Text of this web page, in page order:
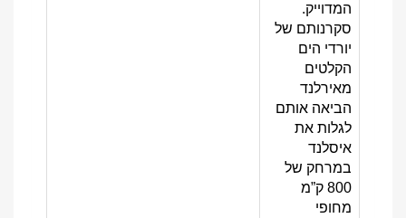
המדוייק.
סקרנותם של
יורדי הים
הקלטים
מאירלנד
הביאה אותם
לגלות את
איסלנד
במרחק של
800 ק”מ
מחופי